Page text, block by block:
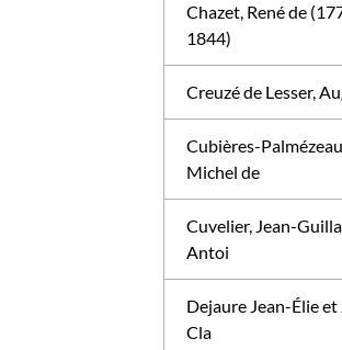
Chazet, René de
1844)
Creuzé de Lesser,
Cubières-
Michel de
Cuvelier, Jean-
Antoi
Dejaure Jean-Élie et
Cla